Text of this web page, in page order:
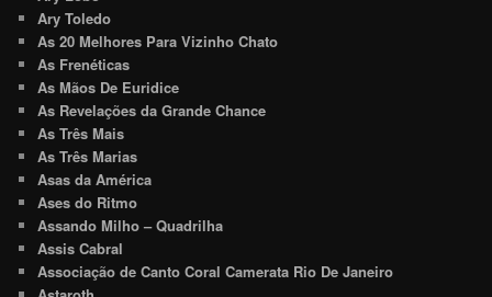
Ary Toledo
As 20 Melhores Para Vizinho Chato
As Frenéticas
As Mãos De Euridice
As Revelações da Grande Chance
As Três Mais
As Três Marias
Asas da América
Ases do Ritmo
Assando Milho – Quadrilha
Assis Cabral
Associação de Canto Coral Camerata Rio De Janeiro